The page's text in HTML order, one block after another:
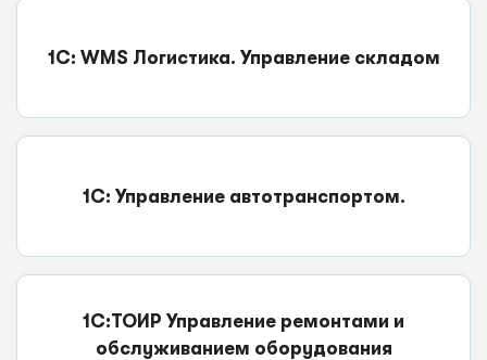
1С: WMS Логистика. Управление складом
1С: Управление автотранспортом.
1С:ТОИР Управление ремонтами и
обслуживанием оборудования